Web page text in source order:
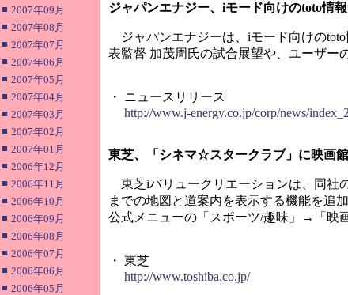
■ 2007年09月
■ 2007年08月
■ 2007年07月
■ 2007年06月
■ 2007年05月
■ 2007年04月
■ 2007年03月
■ 2007年02月
■ 2007年01月
■ 2006年12月
■ 2006年11月
■ 2006年10月
■ 2006年09月
■ 2006年08月
■ 2006年07月
■ 2006年06月
■ 2006年05月
ジャパンエナジー、iモード向けのtoto情
ジャパンエナジーは、iモード向けの
表監督 加茂周氏の試合展望や、ユーザー
・ ニュースリリース
http://www.j-energy.co.jp/corp/news/
東芝、「シネマ☆スタークラブ」に映画
東芝iバリュークリエーションは、同社
までの地図と道案内を表示する機能を追
公式メニューの「スポーツ/趣味」→「映
・ 東芝
http://www.toshiba.co.jp/